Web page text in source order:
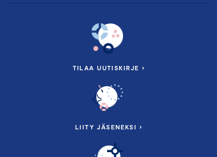
TILAA UUTISKIRJE ›
LIITY JÄSENEKSI ›